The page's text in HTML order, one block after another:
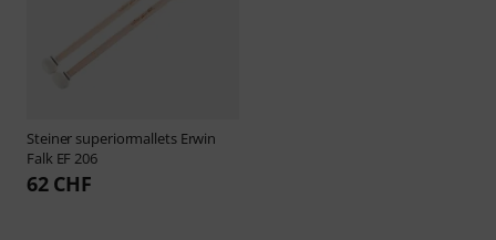
Steiner superiormallets Erwin
Falk EF 206
62 CHF